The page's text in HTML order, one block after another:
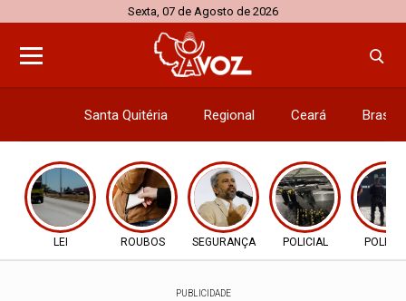
Sexta, 07 de Agosto de 2026
Santa Quitéria Regional Ceará Brasil
LEI ROUBOS SEGURANÇA POLICIAL
PUBLICIDADE